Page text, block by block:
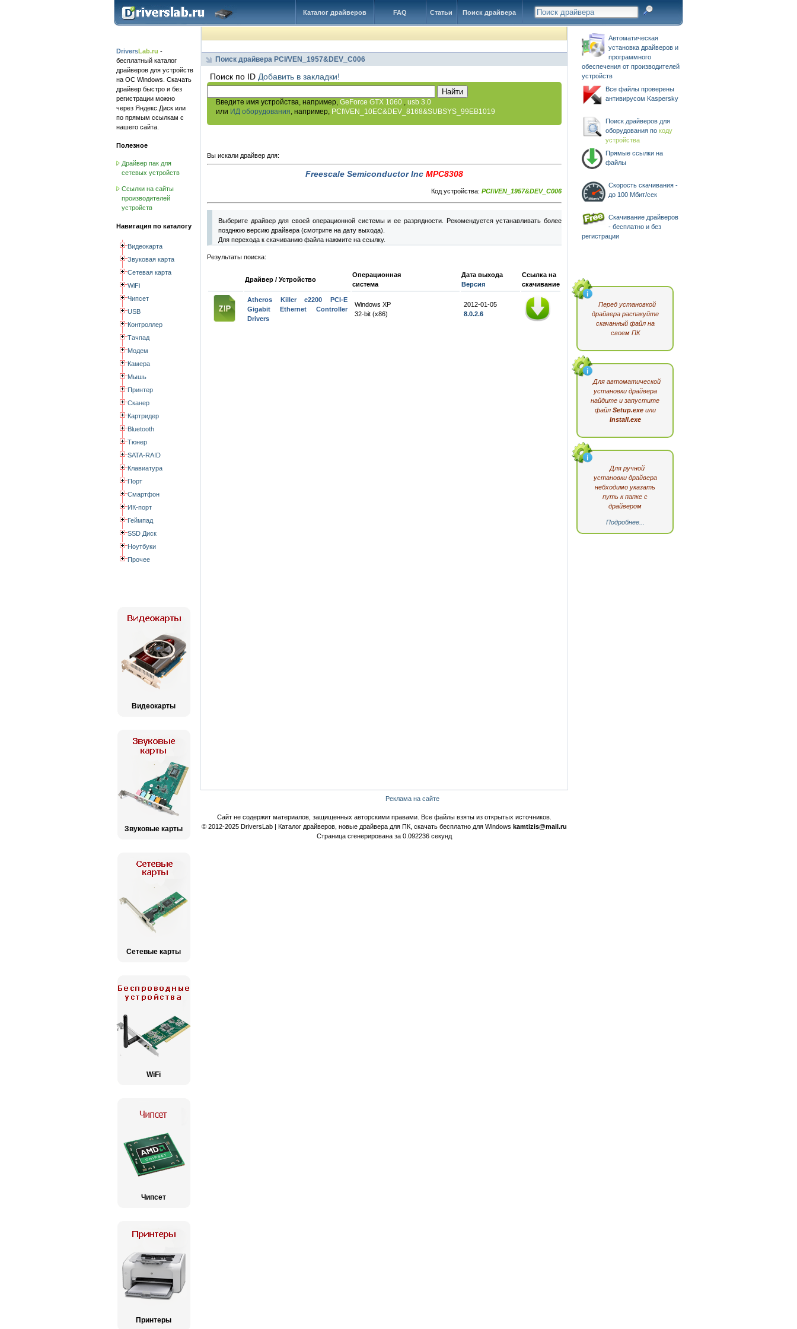
Поиск драйвера
Статьи
FAQ
Каталог драйверов
DriversLab.ru -
бесплатный каталог
драйверов для устройств
на ОС Windows. Скачать
драйвер быстро и без
регистрации можно
через Яндекс.Диск или
по прямым ссылкам с
нашего сайта.
Полезное
Драйвер пак для
сетевых устройств
Ссылки на сайты
производителей
устройств
Навигация по каталогу
Видеокарта
Звуковая карта
Сетевая карта
WiFi
Чипсет
USB
Контроллер
Тачпад
Модем
Камера
Мышь
Принтер
Сканер
Картридер
Bluetooth
Тюнер
SATA-RAID
Клавиатура
Порт
Смартфон
ИК-порт
Геймпад
SSD Диск
Ноутбуки
Прочее
Видеокарты
Звуковые карты
Сетевые карты
WiFi
Чипсет
Принтеры
Автоматическая
установка драйверов и
программного
обеспечения от производителей
устройств
Все файлы проверены
антивирусом Kaspersky
Поиск драйверов для
оборудования по коду
устройства
Прямые ссылки на
файлы
Скорость скачивания -
до 100 Мбит/сек
Скачивание драйверов
- бесплатно и без
регистрации
Перед установкой
драйвера распакуйте
скачанный файл на
своем ПК
Для автоматической
установки драйвера
найдите и запустите
файл Setup.exeили
Install.exe
Для ручной
установки драйвера
небходимо указать
путь к папке с
драйвером
Подробнее...
Поиск драйвера PCI/VEN_1957&DEV_C006
Поиск по ID Добавить в закладки!
Введите имя устройства, например, GeForce GTX 1060 , usb 3.0
или ИД оборудования, например, PCI\VEN_10EC&DEV_8168&SUBSYS_99EB1019
Вы искали драйвер для:
Freescale Semiconductor Inc MPC8308
Код устройства: PCI\VEN_1957&DEV_C006
Выберите драйвер для своей операционной системы и ее разрядности. Рекомендуется устанавливать более
позднюю версию драйвера (смотрите на дату выхода).
Для перехода к скачиванию файла нажмите на ссылку.
Результаты поиска:
Драйвер / Устройство
Операционная
система
Дата выхода
Версия
Ссылка на
скачивание
Atheros Killer e2200 PCI-E
Gigabit Ethernet Controller
Drivers
Windows XP
32-bit (x86)
2012-01-05
8.0.2.6
Реклама на сайте
Сайт не содержит материалов, защищенных авторскими правами. Все файлы взяты из открытых источников.
© 2012-2025 DriversLab | Каталог драйверов, новые драйвера для ПК, скачать бесплатно для Windows kamtizis@mail.ru
Страница сгенерирована за 0.092236 секунд